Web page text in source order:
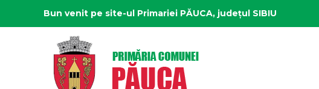
Bun venit pe site-ul Primariei PĂUCA, județul SIBIU